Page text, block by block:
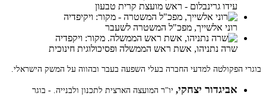
עידו גרינבלום - ראש מועצת קרית טבעון
רוני אלשייך, מפכ"ל המשטרה לשעבר
שרה נתניהו, אשת ראש הממשלה ופסיכולוגית חינוכית
בוגרי הפקולטה למדעי החברה בעלי השפעה בעבר ובהווה על המשק הישראלי.
אביגדור יצחקי, יו"ר המועצה הארצית לתכנון ולבנייה. - בוגר